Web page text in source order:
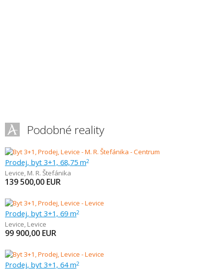
Podobné reality
Prodej, byt 3+1, 68,75 m2
Levice, M. R. Štefánika
139 500,00 EUR
Prodej, byt 3+1, 69 m2
Levice, Levice
99 900,00 EUR
Prodej, byt 3+1, 64 m2